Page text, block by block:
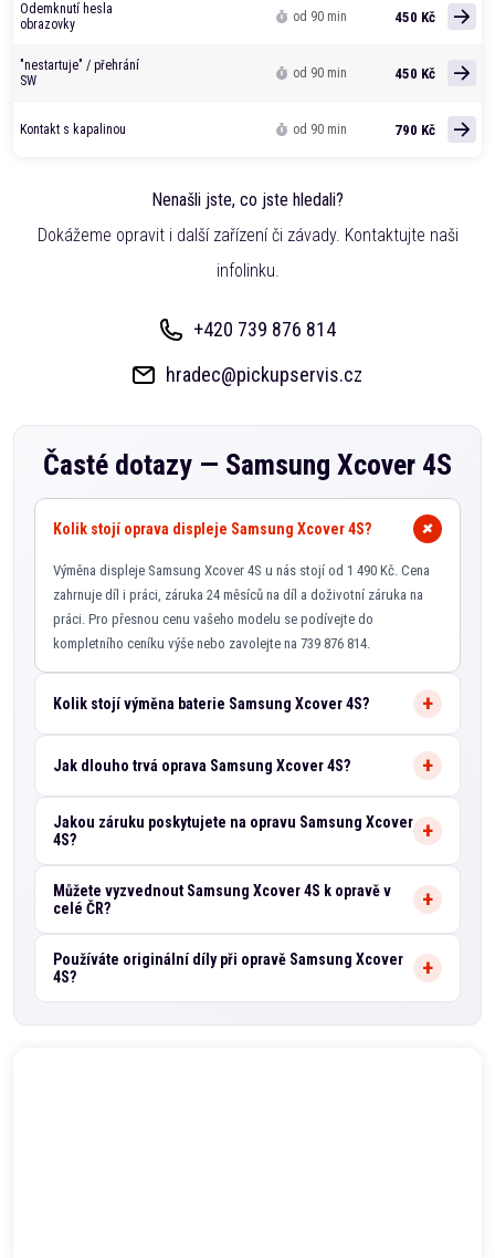
Odemknutí hesla
obrazovky
od 90 min 450 Kč
"nestartuje" / přehrání
SW
od 90 min 450 Kč
Kontakt s kapalinou od 90 min 790 Kč
Nenašli jste, co jste hledali?
Dokážeme opravit i další zařízení či závady. Kontaktujte naši
infolinku.
+420 739 876 814
hradec@pickupservis.cz
Časté dotazy — Samsung Xcover 4S
Kolik stojí oprava displeje Samsung Xcover 4S?
Výměna displeje Samsung Xcover 4S u nás stojí od 1 490 Kč. Cena
zahrnuje díl i práci, záruka 24 měsíců na díl a doživotní záruka na
práci. Pro přesnou cenu vašeho modelu se podívejte do
kompletního ceníku výše nebo zavolejte na 739 876 814.
Kolik stojí výměna baterie Samsung Xcover 4S?
Jak dlouho trvá oprava Samsung Xcover 4S?
Jakou záruku poskytujete na opravu Samsung Xcover
4S?
Můžete vyzvednout Samsung Xcover 4S k opravě v
celé ČR?
Používáte originální díly při opravě Samsung Xcover
4S?